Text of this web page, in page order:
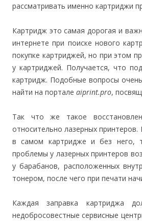
рассматривать именно картриджи
Картридж это самая дорогая и
интернете при поиске нового
покупке картриджей, но при этом
у картриджей. Получается, что
картридж. Подобные вопросы
найти на портале aiprint.pro,
Так что же такое
относительно лазерных
в самом картридже и без него,
проблемы у лазерных принтеров
у барабанов, расположенных
тонером, после чего при печати
Каждая заправка картриджа
недобросовестные сервисные